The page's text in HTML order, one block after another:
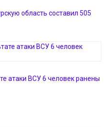
область составил 505
атаки ВСУ 6 человек ранены